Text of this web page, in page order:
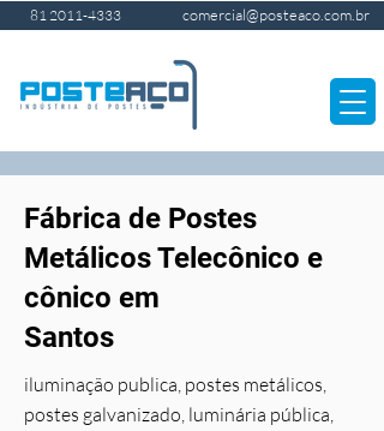
81 2011-4333 comercial@posteaco.com.br
Fábrica de Postes
Metálicos Telecônico e
cônico em
Santos
iluminação publica, postes metálicos,
postes galvanizado, luminária pública,